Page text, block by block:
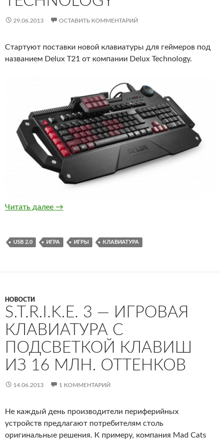
29.06.2013 ОСТАВИТЬ КОММЕНТАРИЙ
Стартуют поставки новой клавиатуры для геймеров под
названием Delux T21 от компании Delux Technology.
Читать далее Delux T21 — новая геймерская клавиатура
→
USB 2.0 ИГРА ИГРЫ КЛАВИАТУРА
НОВОСТИ
S.T.R.I.K.E. 3 — ИГРОВАЯ
КЛАВИАТУРА С
ПОДСВЕТКОЙ КЛАВИШ
ИЗ 16 МЛН. ОТТЕНКОВ
14.06.2013 1 КОММЕНТАРИЙ
Не каждый день производители периферийных
устройств предлагают потребителям столь
оригинальные решения. К примеру, компания Mad Cats